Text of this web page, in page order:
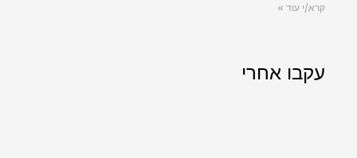
קרא/י עוד »
עקבו אחרי